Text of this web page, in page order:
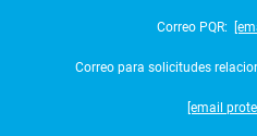
Correo PQR:
Correo para solicitudes
[email